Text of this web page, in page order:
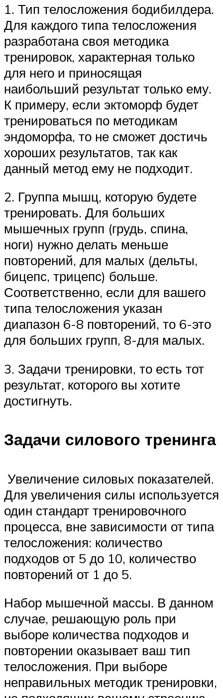
1. Тип телосложения бодибилдера.
Для каждого типа телосложения
разработана своя методика
тренировок, характерная только
для него и приносящая
наибольший результат только ему.
К примеру, если эктоморф будет
тренироваться по методикам
эндоморфа, то не сможет достичь
хороших результатов, так как
данный метод ему не подходит.
2. Группа мышц, которую будете
тренировать. Для больших
мышечных групп (грудь, спина,
ноги) нужно делать меньше
повторений, для малых (дельты,
бицепс, трицепс) больше.
Соответственно, если для вашего
типа телосложения указан
диапазон 6-8 повторений, то 6-это
для больших групп, 8-для малых.
3. Задачи тренировки, то есть тот
результат, которого вы хотите
достигнуть.
Задачи силового тренинга
Увеличение силовых показателей.
Для увеличения силы используется
один стандарт тренировочного
процесса, вне зависимости от типа
телосложения: количество
подходов от 5 до 10, количество
повторений от 1 до 5.
Набор мышечной массы. В данном
случае, решающую роль при
выборе количества подходов и
повторении оказывает ваш тип
телосложения. При выборе
неправильных методик тренировки,